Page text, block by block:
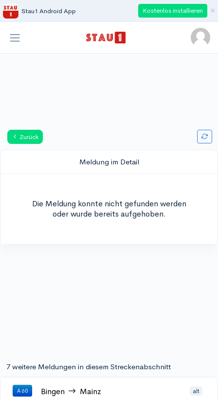
Stau1 Android App Kostenlos installieren ×
Zurück
Meldung im Detail
Die Meldung konnte nicht gefunden werden
oder wurde bereits aufgehoben.
7 weitere Meldungen in diesem Streckenabschnitt
A 60 Bingen Mainz alt